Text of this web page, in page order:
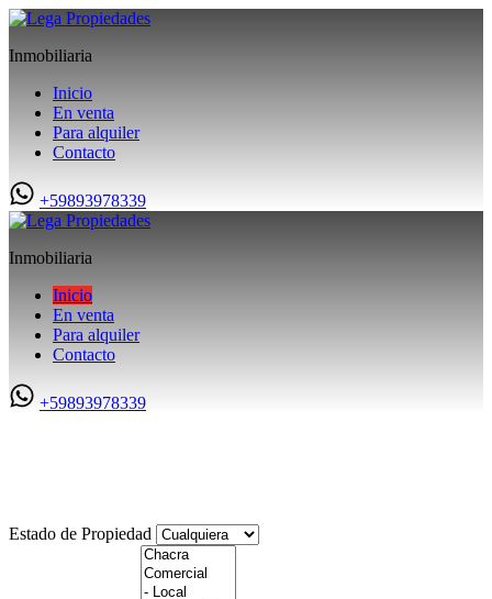
Inmobiliaria
Inicio
En venta
Para alquiler
Contacto
+59893978339
Inmobiliaria
Inicio
En venta
Para alquiler
Contacto
+59893978339
Estado de Propiedad